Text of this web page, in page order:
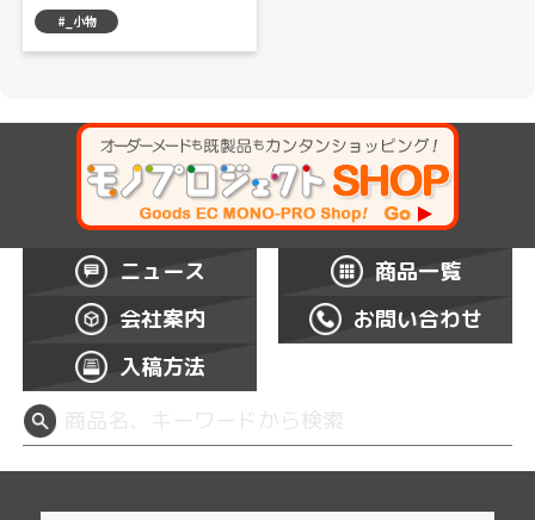
#_小物
ニュース
商品一覧
会社案内
お問い合わせ
入稿方法